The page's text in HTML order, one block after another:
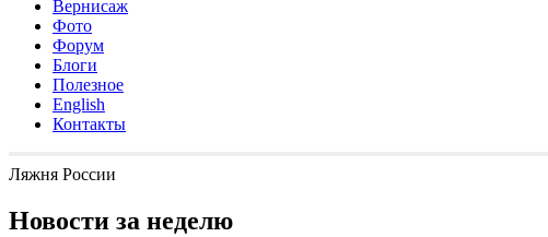
Вернисаж
Фото
Форум
Блоги
Полезное
English
Контакты
Ляжня России
Новости за неделю